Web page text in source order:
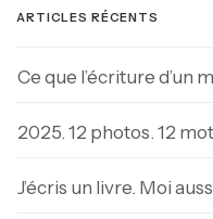
ARTICLES RÉCENTS
Ce que l’écriture d’un
2025. 12 photos. 12
J’écris un livre. Moi